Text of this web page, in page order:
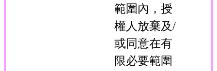
範圍內，授
權人放棄及/
或同意在有
限必要範圍